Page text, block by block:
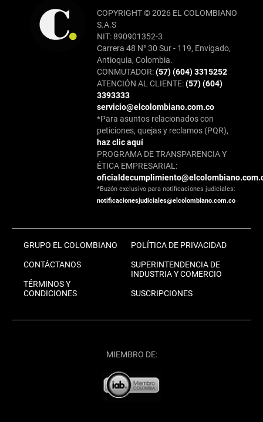
COPYRIGHT © 2026 EL COLOMBIANO
S.A.S
NIT: 890901352-3
Carrera 48 N° 30 Sur - 119, Envigado,
Antioquia, Colombia.
CONMUTADOR:(57) (604) 3315252
ATENCIÓN AL CLIENTE:(57) (604)
3393333
servicio@elcolombiano.com.co
*Para asuntos relacionados con
peticiones, quejas y reclamos (PQR),
haz clic aquí
PROGRAMA DE TRANSPARENCIA Y
ÉTICA EMPRESARIAL:
*Buzón exclusivo para notificaciones judiciales:
notificacionesjudiciales@elcolombiano.com.co
GRUPO EL COLOMBIANO
CONTÁCTANOS
TÉRMINOS Y
CONDICIONES
POLÍTICA DE PRIVACIDAD
SUPERINTENDENCIA DE
INDUSTRIA Y COMERCIO
SUSCRIPCIONES
MIEMBRO DE: